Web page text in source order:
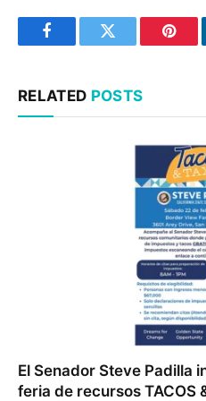
FacebookTwitter
RELATED POSTS
El Senador Steve Padilla
feria de recursos TACOS